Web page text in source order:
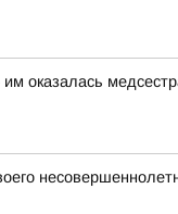
оказалась